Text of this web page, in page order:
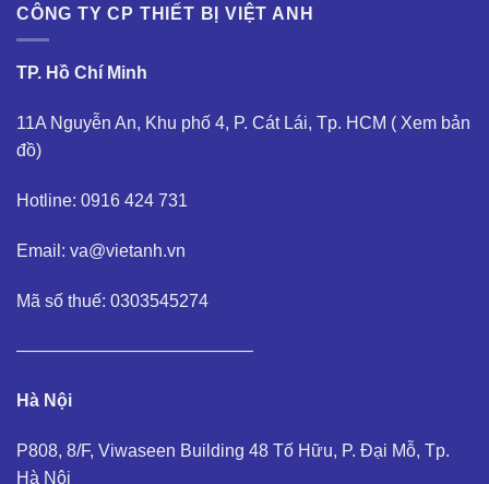
CÔNG TY CP THIẾT BỊ VIỆT ANH
TP. Hồ Chí Minh
11A Nguyễn An, Khu phố 4, P. Cát Lái, Tp. HCM ( Xem bản
đồ)
Hotline: 0916 424 731
Email: va@vietanh.vn
Mã số thuế: 0303545274
—————————————–
Hà Nội
P808, 8/F, Viwaseen Building 48 Tố Hữu, P. Đại Mỗ, Tp.
Hà Nội